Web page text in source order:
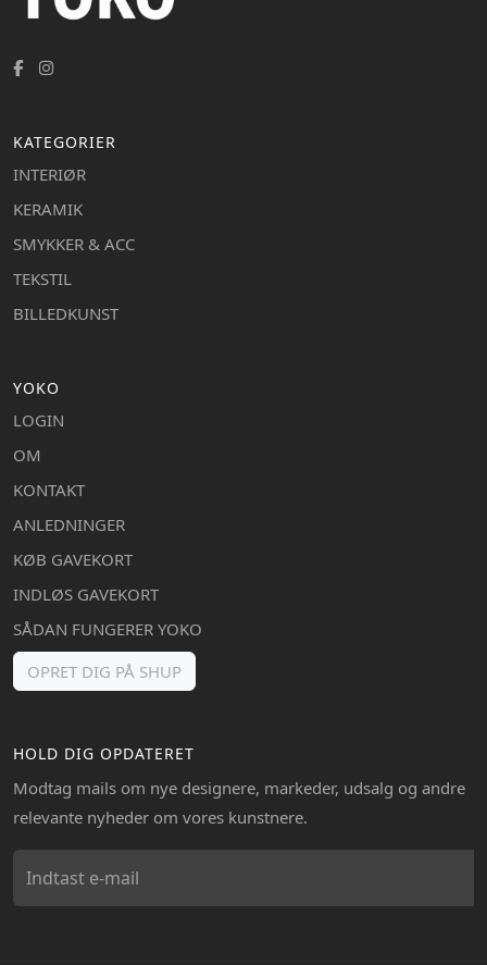
KATEGORIER
INTERIØR
KERAMIK
SMYKKER & ACC
TEKSTIL
BILLEDKUNST
YOKO
LOGIN
OM
KONTAKT
ANLEDNINGER
KØB GAVEKORT
INDLØS GAVEKORT
SÅDAN FUNGERER YOKO
OPRET DIG PÅ SHUP
HOLD DIG OPDATERET
Modtag mails om nye designere, markeder, udsalg og andre
relevante nyheder om vores kunstnere.